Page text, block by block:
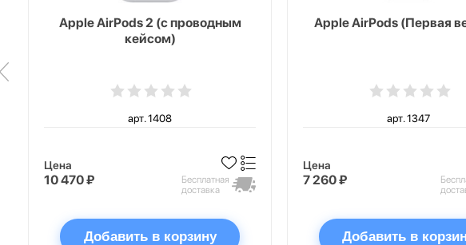
Apple AirPods 2 (с проводным
кейсом)
арт. 1408
Цена
10 470 ₽
Бесплатная
доставка
Добавить в корзину
Apple AirPods (Первая
арт. 1347
Цена
7 260 ₽
Добавить в